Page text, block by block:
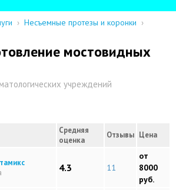
› Несъемные протезы и коронки ›
мостовидных
учреждений
Средняя
оценка
Отзывы Цена
4.3 11
от
8000
руб.